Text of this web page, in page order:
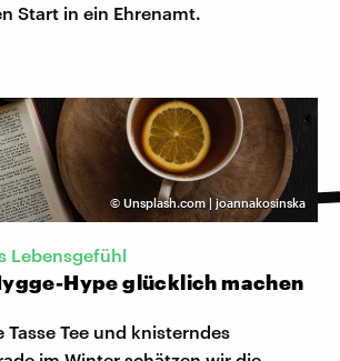
Start in ein Ehrenamt.
© Unsplash.com | joannakosinska
Lebensgefühl
Hype glücklich machen
Tasse Tee und knisterndes